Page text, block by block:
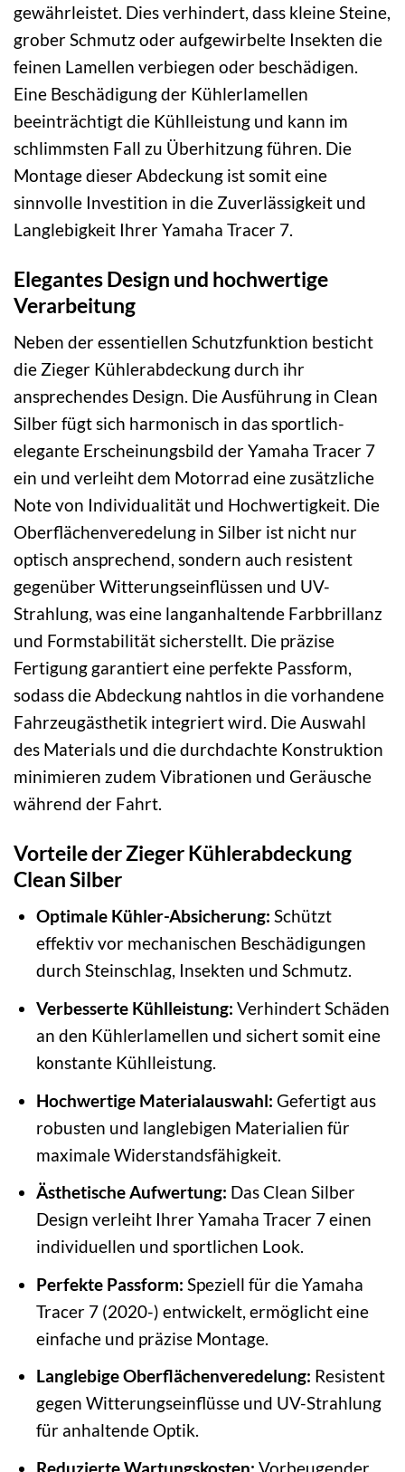
gewährleistet. Dies verhindert, dass kleine Steine,
grober Schmutz oder aufgewirbelte Insekten die
feinen Lamellen verbiegen oder beschädigen.
Eine Beschädigung der Kühlerlamellen
beeinträchtigt die Kühlleistung und kann im
schlimmsten Fall zu Überhitzung führen. Die
Montage dieser Abdeckung ist somit eine
sinnvolle Investition in die Zuverlässigkeit und
Langlebigkeit Ihrer Yamaha Tracer 7.
Elegantes Design und hochwertige
Verarbeitung
Neben der essentiellen Schutzfunktion besticht
die Zieger Kühlerabdeckung durch ihr
ansprechendes Design. Die Ausführung in Clean
Silber fügt sich harmonisch in das sportlich-
elegante Erscheinungsbild der Yamaha Tracer 7
ein und verleiht dem Motorrad eine zusätzliche
Note von Individualität und Hochwertigkeit. Die
Oberflächenveredelung in Silber ist nicht nur
optisch ansprechend, sondern auch resistent
gegenüber Witterungseinflüssen und UV-
Strahlung, was eine langanhaltende Farbbrillanz
und Formstabilität sicherstellt. Die präzise
Fertigung garantiert eine perfekte Passform,
sodass die Abdeckung nahtlos in die vorhandene
Fahrzeugästhetik integriert wird. Die Auswahl
des Materials und die durchdachte Konstruktion
minimieren zudem Vibrationen und Geräusche
während der Fahrt.
Vorteile der Zieger Kühlerabdeckung
Clean Silber
Optimale Kühler-Absicherung: Schützt
effektiv vor mechanischen Beschädigungen
durch Steinschlag, Insekten und Schmutz.
Verbesserte Kühlleistung: Verhindert Schäden
an den Kühlerlamellen und sichert somit eine
konstante Kühlleistung.
Hochwertige Materialauswahl: Gefertigt aus
robusten und langlebigen Materialien für
maximale Widerstandsfähigkeit.
Ästhetische Aufwertung: Das Clean Silber
Design verleiht Ihrer Yamaha Tracer 7 einen
individuellen und sportlichen Look.
Perfekte Passform: Speziell für die Yamaha
Tracer 7 (2020-) entwickelt, ermöglicht eine
einfache und präzise Montage.
Langlebige Oberflächenveredelung: Resistent
gegen Witterungseinflüsse und UV-Strahlung
für anhaltende Optik.
Reduzierte Wartungskosten: Vorbeugender